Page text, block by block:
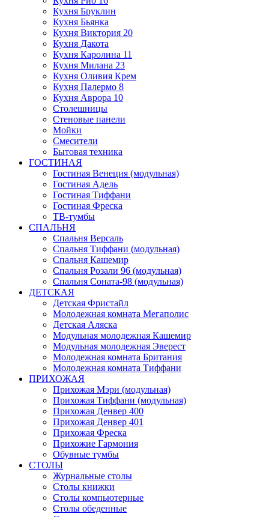
Кухня Бруклин
Кухня Бьянка
Кухня Виктория 20
Кухня Дакота
Кухня Каролина 11
Кухня Милана 23
Кухня Оливия Крем
Кухня Палермо 8
Кухня Аврора 10
Столешницы
Стеновые панели
Мойки
Смесители
Бытовая техника
ГОСТИНАЯ
Гостиная Венеция (модульная)
Гостиная Адель
Гостиная Тиффани
Гостиная Фреска
ТВ-тумбы
СПАЛЬНЯ
Спальня Версаль
Спальня Тиффани (модульная)
Спальня Кашемир
Спальня Розали 96 (модульная)
Спальня Соната-98 (модульная)
ДЕТСКАЯ
Детская Фристайл
Молодежная комната Мегаполис
Детская Аляска
Модульная молодежная Кашемир
Модульная молодежная Эверест
Молодежная комната Британия
Молодежная комната Тиффани
ПРИХОЖАЯ
Прихожая Мэри (модульная)
Прихожая Тиффани (модульная)
Прихожая Денвер 400
Прихожая Денвер 401
Прихожая Фреска
Прихожие Гармония
Обувные тумбы
СТОЛЫ
Журнальные столы
Столы книжки
Столы компьютерные
Столы обеденные